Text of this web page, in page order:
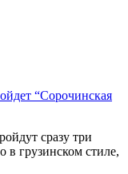
“Сорочинская
сразу три
в грузинском стиле,